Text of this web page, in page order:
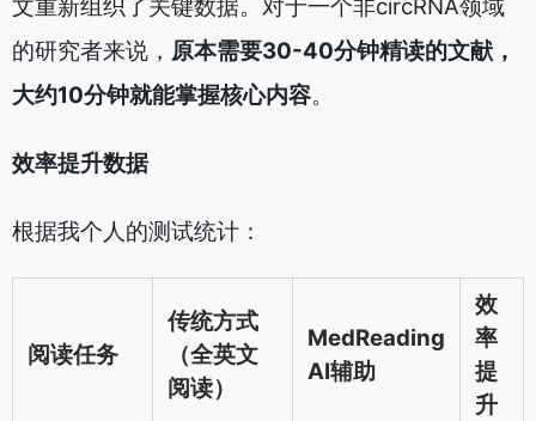
文重新组织了关键数据。对于一个非circRNA领域
的研究者来说， 原本需要30-40分钟精读的文献，
大约10分钟就能掌握核心内容。
效率提升数据
根据我个人的测试统计：
阅读任务
传统方式
（全英文
阅读）
MedReading
AI辅助
效
率
提
升